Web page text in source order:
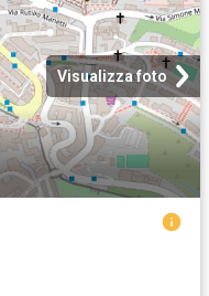
Visualizza foto